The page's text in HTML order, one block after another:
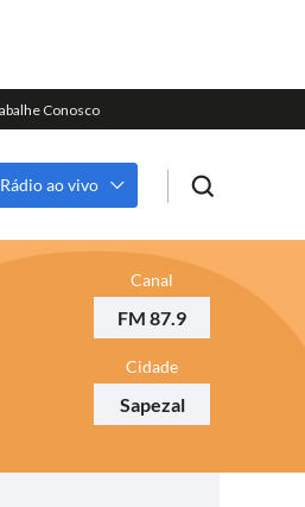
Rádio ao vivo
Canal
FM 87.9
Cidade
Sapezal